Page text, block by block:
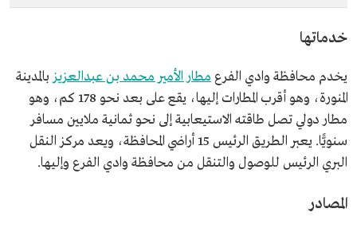
خدماتها
يخدم محافظة وادي الفرع مطار الأمير محمد بن عبدالعزيز بالمدينة
المنورة، وهو أقرب المطارات إليها، يقع على بعد نحو 178 كم، وهو
مطار دولي تصل طاقته الاستيعابية إلى نحو ثمانية ملايين مسافر
سنويًّا. يعبر الطريق الرئيس 15 أراضي المحافظة، ويعد مركز النقل
البري الرئيس للوصول والتنقل من محافظة وادي الفرع وإليها.
المصادر